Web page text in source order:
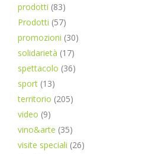
prodotti (83)
Prodotti (57)
promozioni (30)
solidarietà (17)
spettacolo (36)
sport (13)
territorio (205)
video (9)
vino&arte (35)
visite speciali (26)